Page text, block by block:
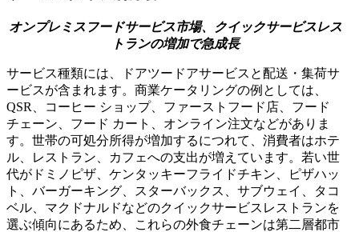
オンプレミスフードサービス市場、クイックサービスレス
トランの増加で急成長
サービス種類には、ドアツードアサービスと配送・集荷サ
ービスが含まれます。商業ケータリングの例としては、
QSR、コーヒー ショップ、ファーストフード店、フード
チェーン、フード カート、オンライン注文などがありま
す。世帯の可処分所得が増加するにつれて、消費者はホテ
ル、レストラン、カフェへの支出が増えています。若い世
代がドミノピザ、ケンタッキーフライドチキン、ピザハッ
ト、バーガーキング、スターバックス、サブウェイ、タコ
ベル、マクドナルドなどのクイックサービスレストランを
選ぶ傾向にあるため、これらの外食チェーンは第二層都市